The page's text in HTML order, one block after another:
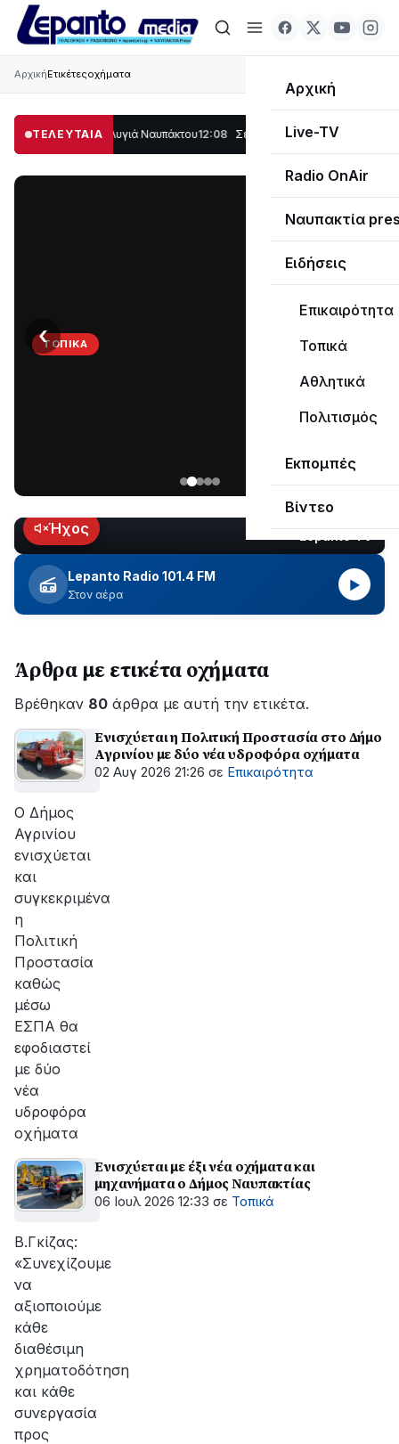
Αρχική
Live-TV
Radio OnAir
Ναυπακτία
Ειδήσεις
Επικαιρότητα
Τοπικά
Αθλητικά
Πολιτισμός
Εκπομπές
Βίντεο
ΑρχικήΕτικέτεςοχήματα
ΤΕΛΕΥΤΑΙΑ
μέρος στο Λυγιά Ναυπάκτου12:08 Σε τροχιά υλοποίησης η Παράκαμψη
ΤΟΠΙΚΆ
Ναυπάκτου
εδώ
και
περίπου
δύο
ώρες
εξέλιξη
οι
εργασίες
ΔΕΔΔΗΕ
για
την
της
βλάβης
‹
LIVEΉχος
Lepanto Radio 101.4 FM
Στον αέρα
▶
Άρθρα με ετικέτα οχήματα
Βρέθηκαν 80 άρθρα με αυτή την ετικέτα.
Ενισχύεται η Πολιτική Προστασία στο Δήμο
Αγρινίου με δύο νέα υδροφόρα οχήματα
02 Αυγ 2026 21:26 σε Επικαιρότητα
O Δήμος
Αγρινίου
ενισχύεται
και
συγκεκριμένα
η
Πολιτική
Προστασία
καθώς
μέσω
ΕΣΠΑ θα
εφοδιαστεί
με δύο
νέα
υδροφόρα
οχήματα
Ενισχύεται με έξι νέα οχήματα και
μηχανήματα ο Δήμος Ναυπακτίας
06 Ιουλ 2026 12:33 σε Τοπικά
Β.Γκίζας:
«Συνεχίζουμε
να
αξιοποιούμε
κάθε
διαθέσιμη
χρηματοδότηση
και κάθε
συνεργασία
προς